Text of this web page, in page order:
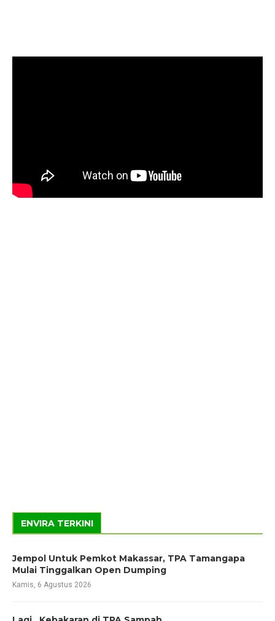
ENVIRA TERKINI
Jempol Untuk Pemkot Makassar, TPA Tamangapa
Mulai Tinggalkan Open Dumping
Kamis, 6 Agustus 2026